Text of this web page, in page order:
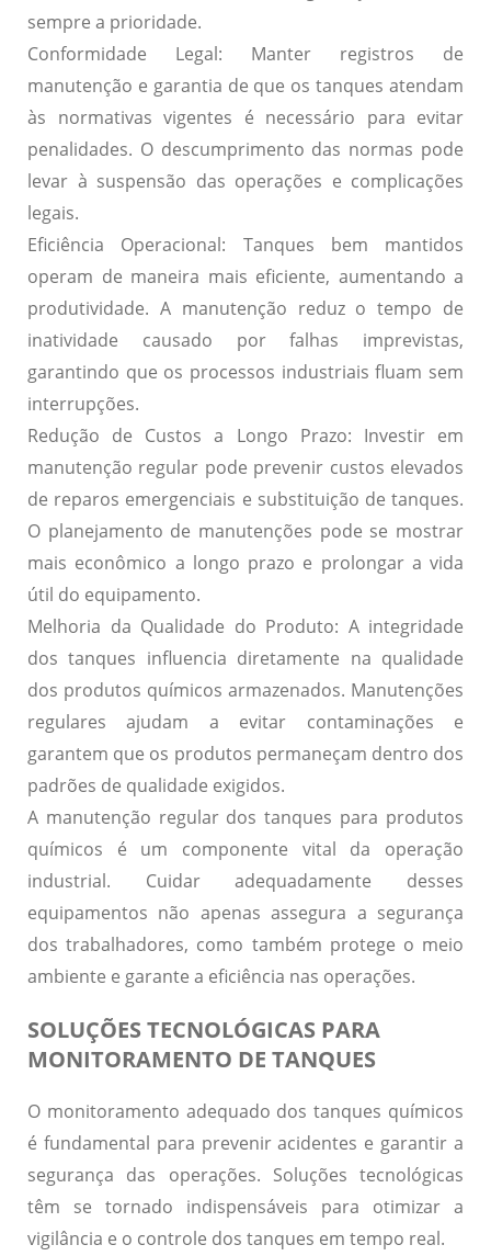
sempre a prioridade.
Conformidade Legal: Manter registros de
manutenção e garantia de que os tanques atendam
às normativas vigentes é necessário para evitar
penalidades. O descumprimento das normas pode
levar à suspensão das operações e complicações
legais.
Eficiência Operacional: Tanques bem mantidos
operam de maneira mais eficiente, aumentando a
produtividade. A manutenção reduz o tempo de
inatividade causado por falhas imprevistas,
garantindo que os processos industriais fluam sem
interrupções.
Redução de Custos a Longo Prazo: Investir em
manutenção regular pode prevenir custos elevados
de reparos emergenciais e substituição de tanques.
O planejamento de manutenções pode se mostrar
mais econômico a longo prazo e prolongar a vida
útil do equipamento.
Melhoria da Qualidade do Produto: A integridade
dos tanques influencia diretamente na qualidade
dos produtos químicos armazenados. Manutenções
regulares ajudam a evitar contaminações e
garantem que os produtos permaneçam dentro dos
padrões de qualidade exigidos.
A manutenção regular dos tanques para produtos
químicos é um componente vital da operação
industrial. Cuidar adequadamente desses
equipamentos não apenas assegura a segurança
dos trabalhadores, como também protege o meio
ambiente e garante a eficiência nas operações.
SOLUÇÕES TECNOLÓGICAS PARA
MONITORAMENTO DE TANQUES
O monitoramento adequado dos tanques químicos
é fundamental para prevenir acidentes e garantir a
segurança das operações. Soluções tecnológicas
têm se tornado indispensáveis para otimizar a
vigilância e o controle dos tanques em tempo real.